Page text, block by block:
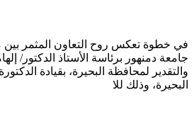
في خطوة تعكس روح التعاون المثمر
جامعة دمنهور برئاسة الأستاذ الدكتور/
والتقدير لمحافظة البحيرة، بقيادة
البحيرة، وذلك للا